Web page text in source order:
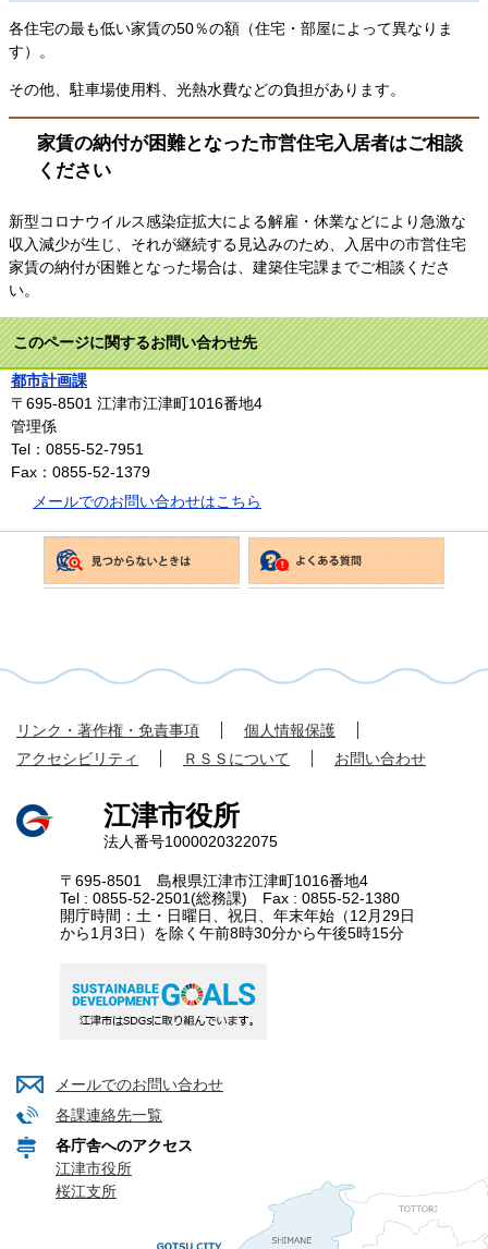
各住宅の最も低い家賃の50％の額（住宅・部屋によって異なりま
す）。
その他、駐車場使用料、光熱水費などの負担があります。
家賃の納付が困難となった市営住宅入居者はご相談
ください
新型コロナウイルス感染症拡大による解雇・休業などにより急激な
収入減少が生じ、それが継続する見込みのため、入居中の市営住宅
家賃の納付が困難となった場合は、建築住宅課までご相談くださ
い。
このページに関するお問い合わせ先
都市計画課
〒695-8501 江津市江津町1016番地4
管理係
Tel：0855-52-7951
Fax：0855-52-1379
メールでのお問い合わせはこちら
リンク・著作権・免責事項
個人情報保護
アクセシビリティ
ＲＳＳについて お問い合わせ
江津市役所
法人番号1000020322075
〒695-8501 島根県江津市江津町1016番地4
Tel : 0855-52-2501(総務課) Fax : 0855-52-1380
開庁時間：土・日曜日、祝日、年末年始（12月29日
から1月3日）を除く午前8時30分から午後5時15分
メールでのお問い合わせ
各課連絡先一覧
各庁舎へのアクセス
江津市役所
桜江支所